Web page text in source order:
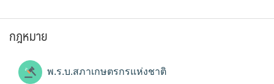
กฎหมาย
พ.ร.บ.สภาเกษตรกรแห่งชาติ